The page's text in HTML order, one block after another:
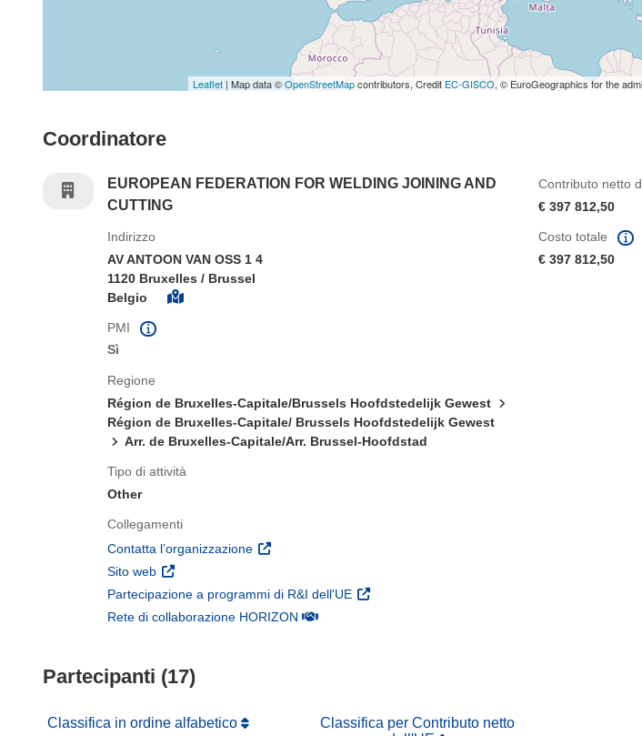
Leaflet | Map data ©OpenStreetMapcontributors, Credit EC-GISCO, © EuroGeographics for the
Coordinatore
EUROPEAN FEDERATION FOR WELDING JOINING AND
CUTTING
Contributo netto
€ 397 812,50
Indirizzo
AV ANTOON VAN OSS 1 4
1120 Bruxelles / Brussel
Belgio
PMI
Sì
Regione
Région de Bruxelles-Capitale/Brussels Hoofdstedelijk Gewest
Région de Bruxelles-Capitale/ Brussels Hoofdstedelijk Gewest
Arr. de Bruxelles-Capitale/Arr. Brussel-Hoofdstad
Tipo di attività
Other
Collegamenti
Contatta l’organizzazione (si apre in una nuova finestra)
Sito web (si apre in una nuova finestra)
Partecipazione a programmi di R&I dell'UE (si apre in una nuova finestra)
Rete di collaborazione HORIZON(si apre in una nuova finestra)
Costo totale
€ 397 812,50
Partecipanti (17)
Classifica in ordine alfabetico
Classifica per Contributo netto